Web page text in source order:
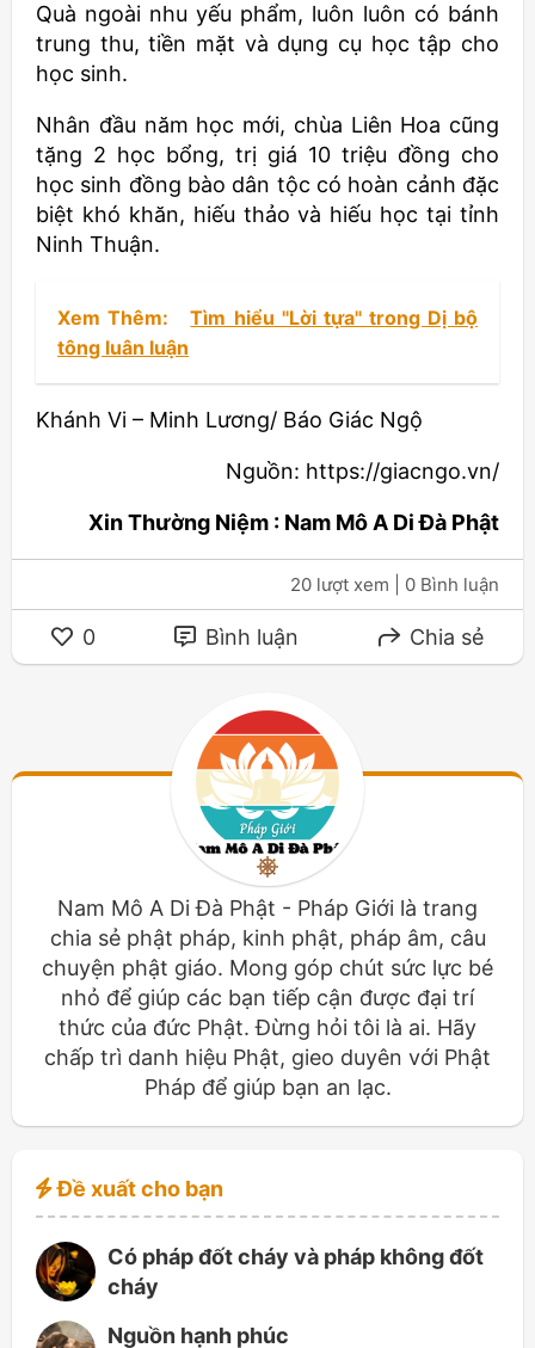
Quà ngoài nhu yếu phẩm, luôn luôn có bánh
trung thu, tiền mặt và dụng cụ học tập cho
học sinh.
Nhân đầu năm học mới, chùa Liên Hoa cũng
tặng 2 học bổng, trị giá 10 triệu đồng cho
học sinh đồng bào dân tộc có hoàn cảnh đặc
biệt khó khăn, hiếu thảo và hiếu học tại tỉnh
Ninh Thuận.
Xem Thêm:
Tìm hiểu "Lời tựa" trong Dị bộ
tông luân luận
Khánh Vi – Minh Lương/ Báo Giác Ngộ
Nguồn: https://giacngo.vn/
Xin Thường Niệm : Nam Mô A Di Đà Phật
20 lượt xem | 0 Bình luận
0 Bình luận Chia sẻ
Nam Mô A Di Đà Phật - Pháp Giới là trang
chia sẻ phật pháp, kinh phật, pháp âm, câu
chuyện phật giáo. Mong góp chút sức lực bé
nhỏ để giúp các bạn tiếp cận được đại trí
thức của đức Phật. Đừng hỏi tôi là ai. Hãy
chấp trì danh hiệu Phật, gieo duyên với Phật
Pháp để giúp bạn an lạc.
Đề xuất cho bạn
Có pháp đốt cháy và pháp không đốt
cháy
Nguồn hạnh phúc